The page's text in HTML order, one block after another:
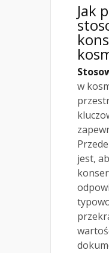
Jak
w
jest,